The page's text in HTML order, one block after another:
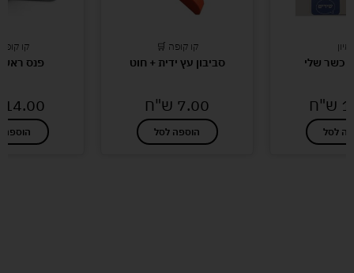
הכשר שלי
ש"ח
לסל
קו קופה 🛒
סביבון עץ ידית + חוט
7.00 ש"ח
הוספה לסל
קו
פנס ראש 9
14.00
הוספה